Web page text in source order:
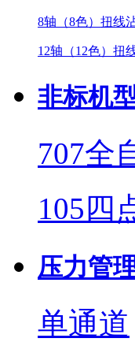
8轴（8色）扭线
12轴（12色）扭
非标机
707全
105四
压力管
单通道